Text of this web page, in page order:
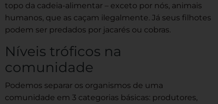
topo da cadeia-alimentar – exceto por nós, animais
humanos, que as caçam ilegalmente. Já seus filhotes
podem ser predados por jacarés ou cobras.
Níveis tróficos na
comunidade
Podemos separar os organismos de uma
comunidade em 3 categorias básicas: produtores,